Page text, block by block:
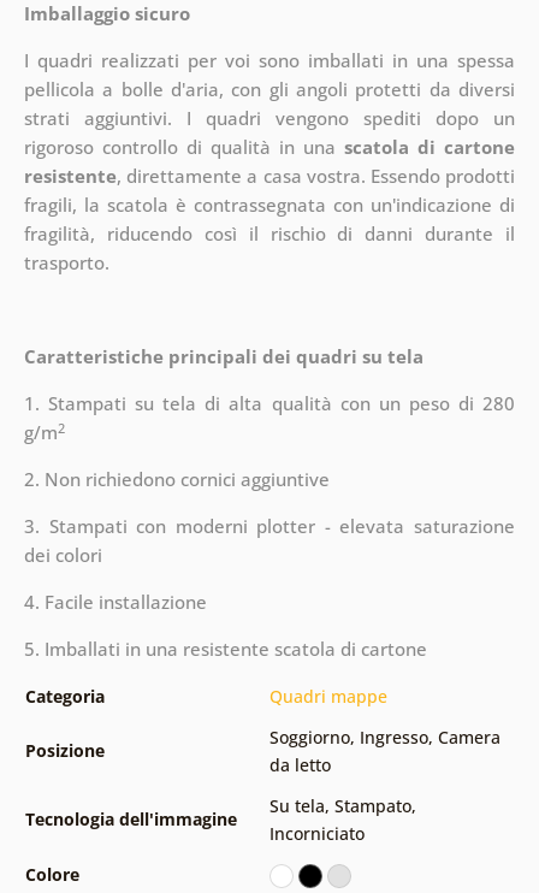
Imballaggio sicuro
I quadri realizzati per voi sono imballati in una spessa
pellicola a bolle d'aria, con gli angoli protetti da diversi
strati aggiuntivi. I quadri vengono spediti dopo un
rigoroso controllo di qualità in unascatola di cartone
resistente, direttamente a casa vostra. Essendo prodotti
fragili, la scatola è contrassegnata con un'indicazione di
fragilità, riducendo così il rischio di danni durante il
trasporto.
Caratteristiche principali dei quadri su tela
1. Stampati su tela di alta qualità con un peso di 280
g/m2
2. Non richiedono cornici aggiuntive
3. Stampati con moderni plotter - elevata saturazione
dei colori
4. Facile installazione
5. Imballati in una resistente scatola di cartone
Categoria Quadri mappe
Posizione
Soggiorno, Ingresso, Camera
da letto
Tecnologia dell'immagine
Su tela, Stampato,
Incorniciato
Colore